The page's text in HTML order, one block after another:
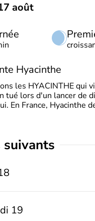
août
Hyacinthe
les HYACINTHE qui
tué lors d'un lancer de
En France, Hyacinthe
suivants
19